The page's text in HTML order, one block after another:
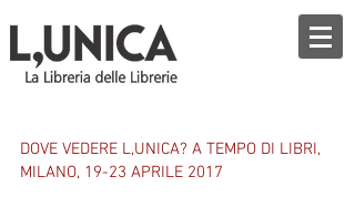
DOVE VEDERE L,UNICA? A TEMPO DI LIBRI,
MILANO, 19-23 APRILE 2017